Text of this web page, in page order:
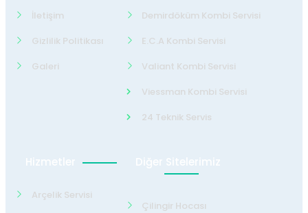
İletişim
Gizlilik Politikası
Galeri
Demirdöküm Kombi Servisi
E.C.A Kombi Servisi
Valiant Kombi Servisi
Viessman Kombi Servisi
24 Teknik Servis
Hizmetler
Arçelik Servisi
Diğer Sitelerimiz
Çilingir Hocası